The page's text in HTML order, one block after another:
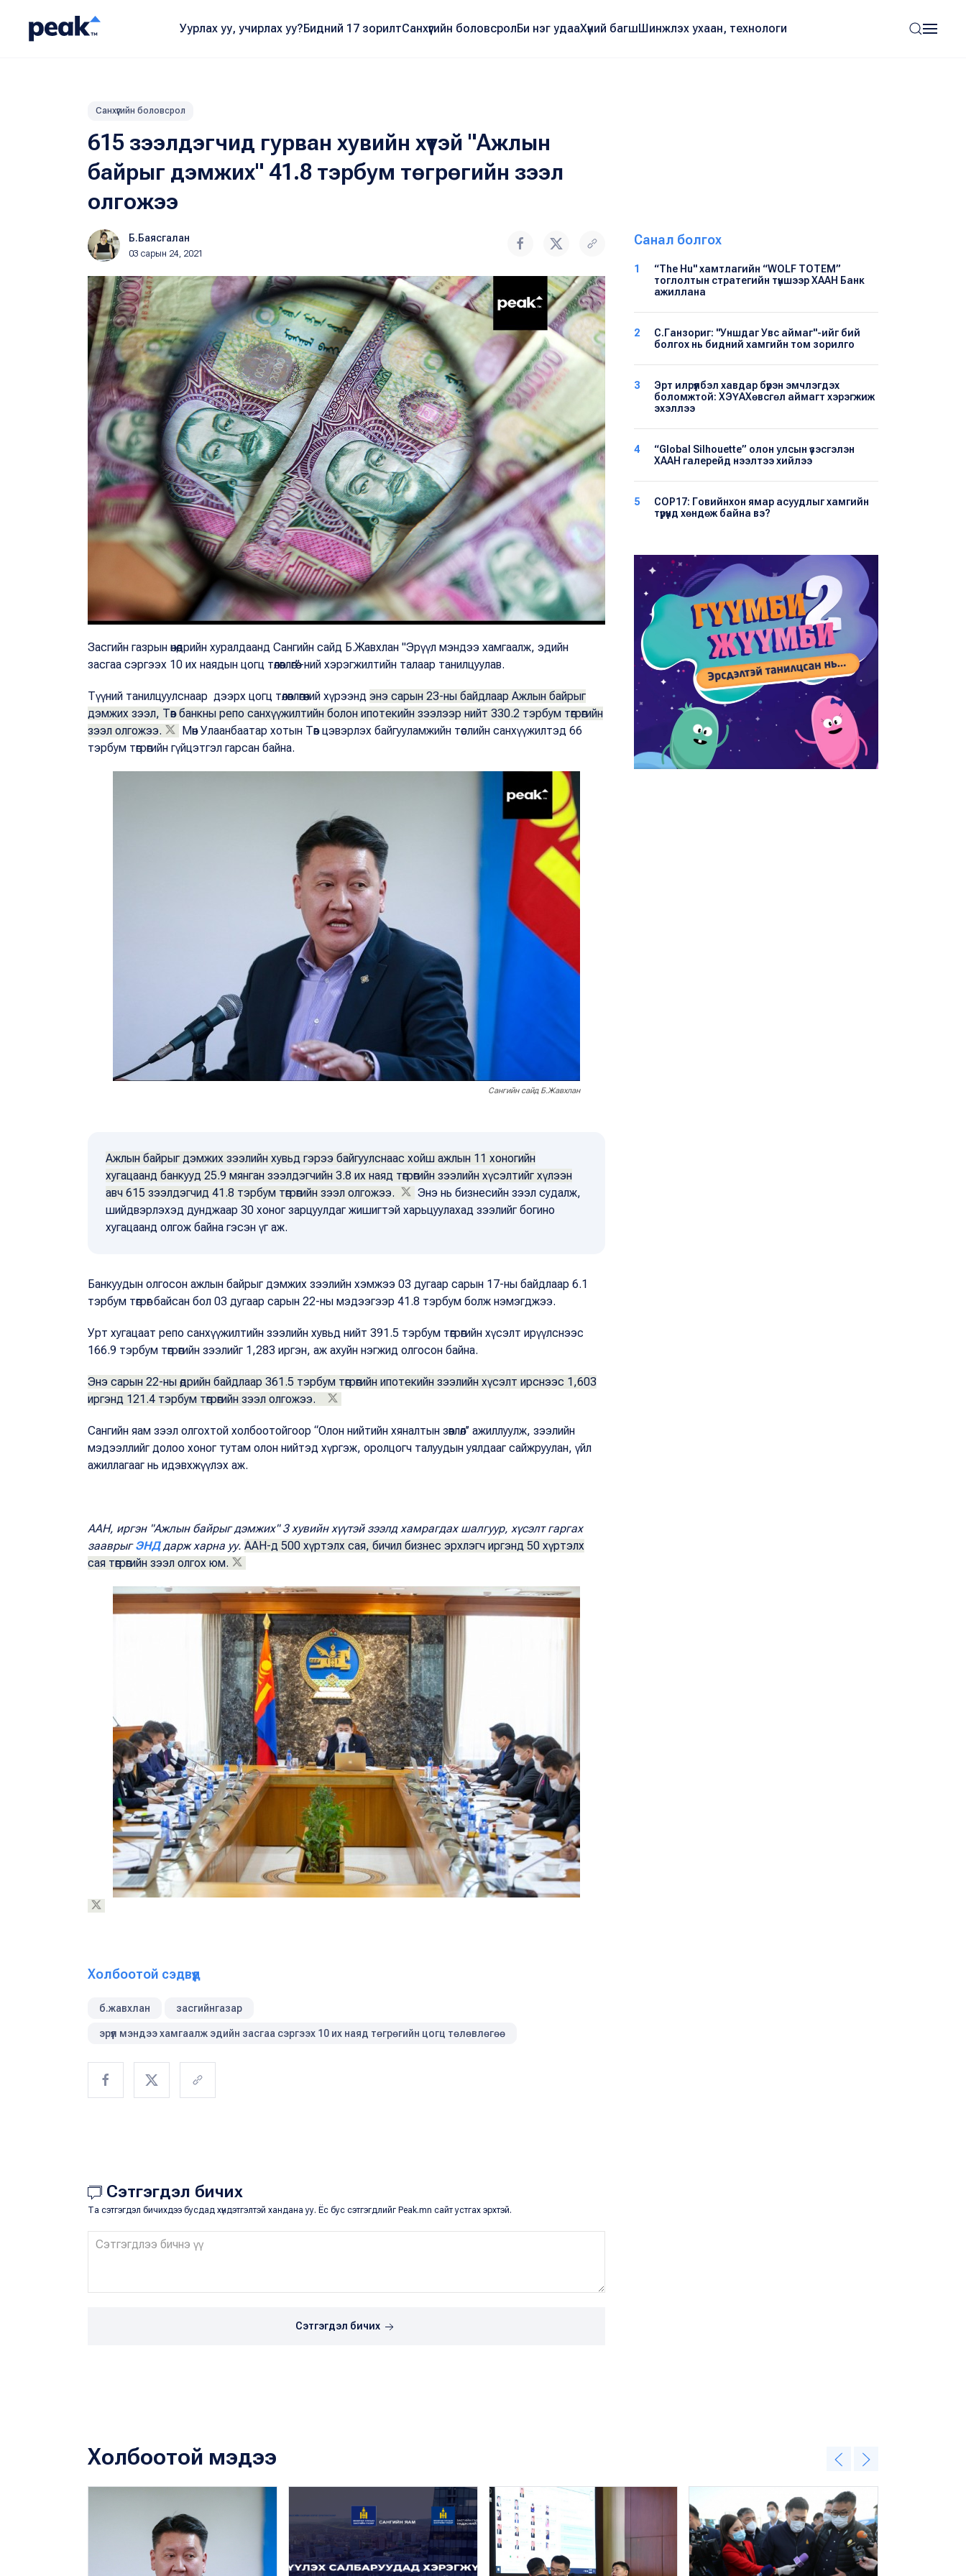
Уурлах уу, учирлах уу?Бидний 17 зорилтСанхүүгийн боловсролБи нэг удааХүний багшШинжлэх ухаан, технологи
Санхүүгийн боловсрол
615 зээлдэгчид гурван хувийн хүүтэй "Ажлын
байрыг дэмжих" 41.8 тэрбум төгрөгийн зээл
олгожээ
Б.Баясгалан
03 сарын 24, 2021
Засгийн газрын өнөөдрийн хуралдаанд Сангийн сайд Б.Жавхлан "Эрүүл мэндээ хамгаалж, эдийн
засгаа сэргээх 10 их наядын цогц төлөвлөгөө”-ний хэрэгжилтийн талаар танилцуулав.
Түүний танилцуулснаар дээрх цогц төлөвлөгөөний хүрээнд энэ сарын 23-ны байдлаар Ажлын байрыг
дэмжих зээл, Төв банкны репо санхүүжилтийн болон ипотекийн зээлээр нийт 330.2 тэрбум төгрөгийн
зээл олгожээ.
Мөн Улаанбаатар хотын Төв цэвэрлэх байгууламжийн төслийн санхүүжилтэд 66
тэрбум төгрөгийн гүйцэтгэл гарсан байна.
Сангийн сайд Б.Жавхлан
Ажлын байрыг дэмжих зээлийн хувьд гэрээ байгуулснаас хойш ажлын 11 хоногийн
хугацаанд банкууд 25.9 мянган зээлдэгчийн 3.8 их наяд төгрөгийн зээлийн хүсэлтийг хүлээн
авч 615 зээлдэгчид 41.8 тэрбум төгрөгийн зээл олгожээ.
Энэ нь бизнесийн зээл судалж,
шийдвэрлэхэд дунджаар 30 хоног зарцуулдаг жишигтэй харьцуулахад зээлийг богино
хугацаанд олгож байна гэсэн үг аж.
Банкуудын олгосон ажлын байрыг дэмжих зээлийн хэмжээ 03 дугаар сарын 17-ны байдлаар 6.1
тэрбум төгрөг байсан бол 03 дугаар сарын 22-ны мэдээгээр 41.8 тэрбум болж нэмэгджээ.
Урт хугацаат репо санхүүжилтийн зээлийн хувьд нийт 391.5 тэрбум төгрөгийн хүсэлт ирүүлснээс
166.9 тэрбум төгрөгийн зээлийг 1,283 иргэн, аж ахуйн нэгжид олгосон байна.
Энэ сарын 22-ны өдрийн байдлаар 361.5 тэрбум төгрөгийн ипотекийн зээлийн хүсэлт ирснээс 1,603
иргэнд 121.4 тэрбум төгрөгийн зээл олгожээ.
Сангийн яам зээл олгохтой холбоотойгоор “Олон нийтийн хяналтын зөвлөл’’ ажиллуулж, зээлийн
мэдээллийг долоо хоног тутам олон нийтэд хүргэж, оролцогч талуудын уялдааг сайжруулан, үйл
ажиллагааг нь идэвхжүүлэх аж.
ААН, иргэн "Ажлын байрыг дэмжих" 3 хувийн хүүтэй зээлд хамрагдах шалгуур, хүсэлт гаргах
зааврыгЭНДдарж харна уу. ААН-д 500 хүртэлх сая, бичил бизнес эрхлэгч иргэнд 50 хүртэлх
сая төгрөгийн зээл олгох юм.
Холбоотой сэдвүүд
б.жавхлан засгийнгазар
эрүүл мэндээ хамгаалж эдийн засгаа сэргээх 10 их наяд төгрөгийн цогц төлөвлөгөө
Сэтгэгдэл бичих
Та сэтгэгдэл бичихдээ бусдад хүндэтгэлтэй хандана уу. Ёс бус сэтгэгдлийг Peak.mn сайт устгах эрхтэй.
Сэтгэгдэл бичих
Санал болгох
1
“The Hu" хамтлагийн “WOLF TOTEM”
тоглолтын стратегийн түншээр ХААН Банк
ажиллана
2
С.Ганзориг: "Уншдаг Увс аймаг"-ийг бий
болгох нь бидний хамгийн том зорилго
3
Эрт илрүүлбэл хавдар бүрэн эмчлэгдэх
боломжтой: ХЭҮА​Хөвсгөл аймагт хэрэгжиж
эхэллээ
4
“Global Silhouette” олон улсын үзэсгэлэн
ХААН галерейд нээлтээ хийлээ
5
COP17: Говийнхон ямар асуудлыг хамгийн
түрүүнд хөндөж байна вэ?
Холбоотой мэдээ